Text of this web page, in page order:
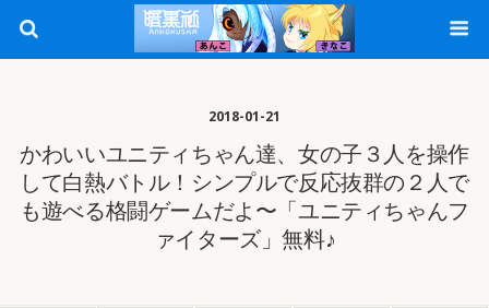
2018-01-21
かわいいユニティちゃん達、女の子３人を操作
して白熱バトル！シンプルで反応抜群の２人で
も遊べる格闘ゲームだよ〜「ユニティちゃんフ
ァイターズ」無料♪